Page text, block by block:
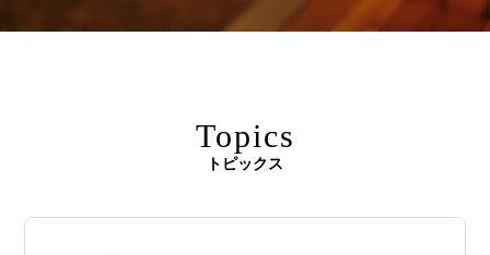
Topics
トピックス